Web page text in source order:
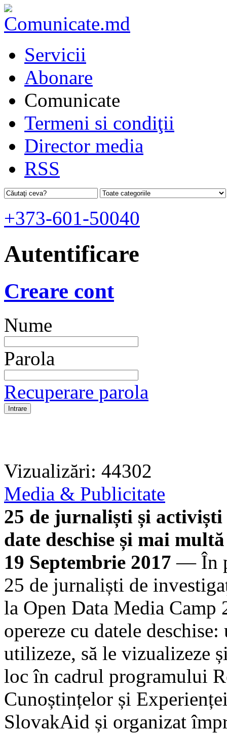
Servicii
Abonare
Comunicate
Termeni si condiţii
Director media
RSS
+373-601-50040
Autentificare
Creare cont
Nume
Parola
Recuperare parola
Vizualizări: 44302
Media & Publicitate
25 de jurnaliști și
date deschise și mai
19 Septembrie 2017 — În
25 de jurnaliști de
la Open Data Media Camp
opereze cu datele deschise:
utilizeze, să le vizualizeze
loc în cadrul programului
Cunoștințelor și
SlovakAid și organizat